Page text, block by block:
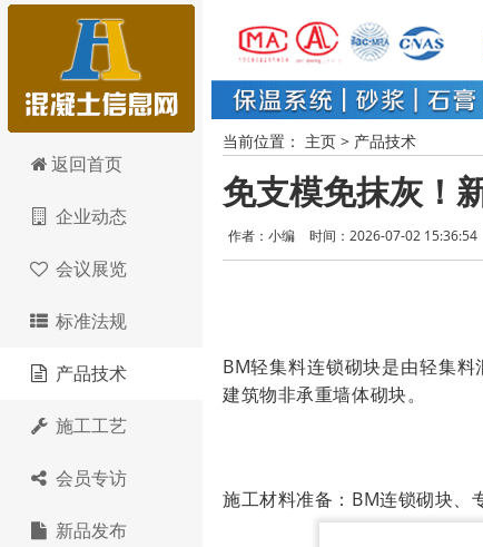
混凝土信息网
返回首页
企业动态
会议展览
标准法规
产品技术
施工工艺
会员专访
新品发布
当前位置： 主页 > 产品技术
免支模免抹灰！
作者：小编 时间：2026-07-02 15:36:54
BM轻集料连锁砌块是由轻集
建筑物非承重墙体砌块。
施工材料准备： BM连锁砌块、